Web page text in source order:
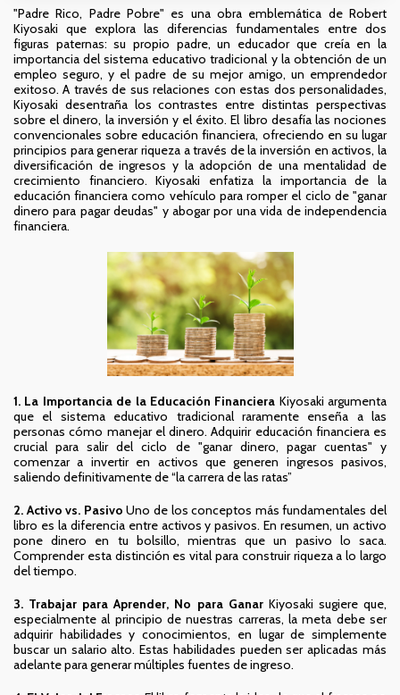
"Padre Rico, Padre Pobre" es una obra emblemática de Robert
Kiyosaki que explora las diferencias fundamentales entre dos
figuras paternas: su propio padre, un educador que creía en la
importancia del sistema educativo tradicional y la obtención de un
empleo seguro, y el padre de su mejor amigo, un emprendedor
exitoso. A través de sus relaciones con estas dos personalidades,
Kiyosaki desentraña los contrastes entre distintas perspectivas
sobre el dinero, la inversión y el éxito. El libro desafía las nociones
convencionales sobre educación financiera, ofreciendo en su lugar
principios para generar riqueza a través de la inversión en activos, la
diversificación de ingresos y la adopción de una mentalidad de
crecimiento financiero. Kiyosaki enfatiza la importancia de la
educación financiera como vehículo para romper el ciclo de "ganar
dinero para pagar deudas" y abogar por una vida de independencia
financiera.
1. La Importancia de la Educación Financiera Kiyosaki argumenta
que el sistema educativo tradicional raramente enseña a las
personas cómo manejar el dinero. Adquirir educación financiera es
crucial para salir del ciclo de "ganar dinero, pagar cuentas" y
comenzar a invertir en activos que generen ingresos pasivos,
saliendo definitivamente de “la carrera de las ratas”
2. Activo vs. Pasivo Uno de los conceptos más fundamentales del
libro es la diferencia entre activos y pasivos. En resumen, un activo
pone dinero en tu bolsillo, mientras que un pasivo lo saca.
Comprender esta distinción es vital para construir riqueza a lo largo
del tiempo.
3. Trabajar para Aprender, No para GanarKiyosaki sugiere que,
especialmente al principio de nuestras carreras, la meta debe ser
adquirir habilidades y conocimientos, en lugar de simplemente
buscar un salario alto. Estas habilidades pueden ser aplicadas más
adelante para generar múltiples fuentes de ingreso.